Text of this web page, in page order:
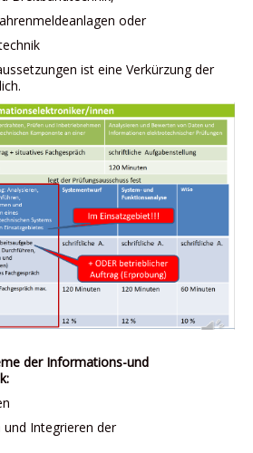
oder
ist eine Verkürzung der
der Informations-und
und Integrieren der